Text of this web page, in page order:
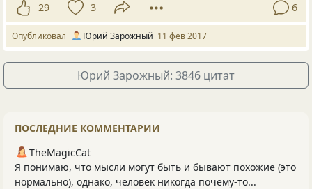
29 3 6
Опубликовал Юрий Зарожный 11 фев 2017
Юрий Зарожный: 3846 цитат
ПОСЛЕДНИЕ КОММЕНТАРИИ
TheMagicCat
Я понимаю, что мысли могут быть и бывают похожие (это
нормально), однако, человек никогда почему-то...